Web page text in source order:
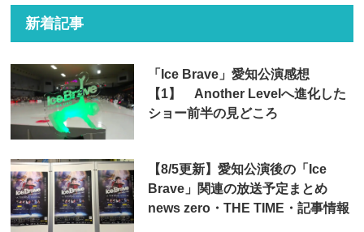
新着記事
「Ice Brave」愛知公演感想
【1】 Another Levelへ進化した
ショー前半の見どころ
【8/5更新】愛知公演後の「Ice
Brave」関連の放送予定まとめ
news zero・THE TIME・記事情報